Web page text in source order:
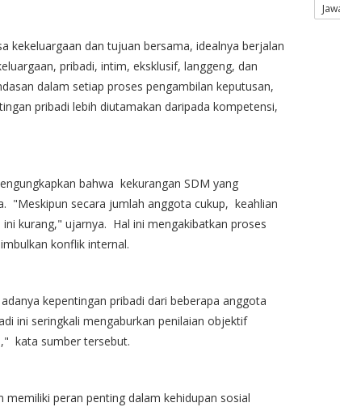
kekeluargaan dan tujuan bersama, idealnya berjalan
pribadi, intim, eksklusif, langgeng, dan
dalam setiap proses pengambilan keputusan,
pribadi lebih diutamakan daripada kompetensi,
bahwa kekurangan SDM yang
"Meskipun secara jumlah anggota cukup, keahlian
kurang," ujarnya. Hal ini mengakibatkan proses
konflik internal.
kepentingan pribadi dari beberapa anggota
ini seringkali mengaburkan penilaian objektif
kata sumber tersebut.
peran penting dalam kehidupan sosial